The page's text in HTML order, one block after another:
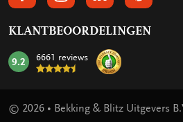
VOLGS ONS OP FACEBOOK
VOLG ONS OPVOLG ONS OP
VOLG
KLANTBEOORDELINGEN
mark:
9.2 6661 reviews
© 2026 • Bekking & Blitz Uitgevers